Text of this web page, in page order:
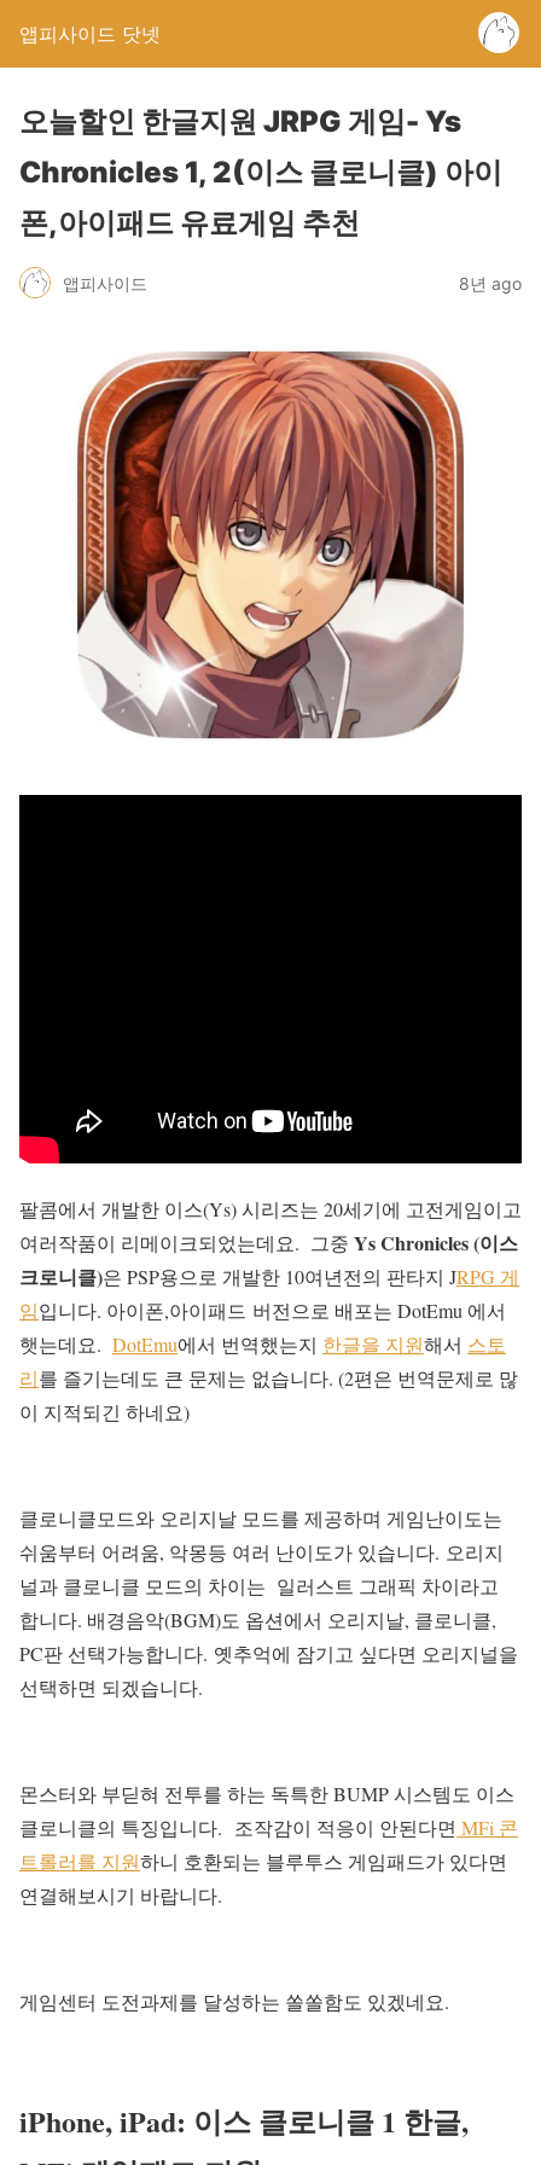
앱피사이드 닷넷
오늘할인 한글지원 JRPG 게임- Ys
Chronicles 1, 2(이스 클로니클) 아이
폰,아이패드 유료게임 추천
앱피사이드 8년 ago
팔콤에서 개발한 이스(Ys) 시리즈는 20세기에 고전게임이고
여러작품이 리메이크되었는데요. 그중 Ys Chronicles (이스
크로니클)은 PSP용으로 개발한 10여년전의 판타지 JRPG 게
임입니다. 아이폰,아이패드 버전으로 배포는 DotEmu 에서
햇는데요. DotEmu에서 번역했는지 한글을 지원해서 스토
리를 즐기는데도 큰 문제는 없습니다. (2편은 번역문제로 많
이 지적되긴 하네요)
클로니클모드와 오리지날 모드를 제공하며 게임난이도는
쉬움부터 어려움, 악몽등 여러 난이도가 있습니다. 오리지
널과 클로니클 모드의 차이는 일러스트 그래픽 차이라고
합니다. 배경음악(BGM)도 옵션에서 오리지날, 클로니클,
PC판 선택가능합니다. 옛추억에 잠기고 싶다면 오리지널을
선택하면 되겠습니다.
몬스터와 부딛혀 전투를 하는 독특한 BUMP 시스템도 이스
클로니클의 특징입니다. 조작감이 적응이 안된다면 MFi 콘
트롤러를 지원하니 호환되는 블루투스 게임패드가 있다면
연결해보시기 바랍니다.
게임센터 도전과제를 달성하는 쏠쏠함도 있겠네요.
iPhone, iPad: 이스 클로니클 1 한글,